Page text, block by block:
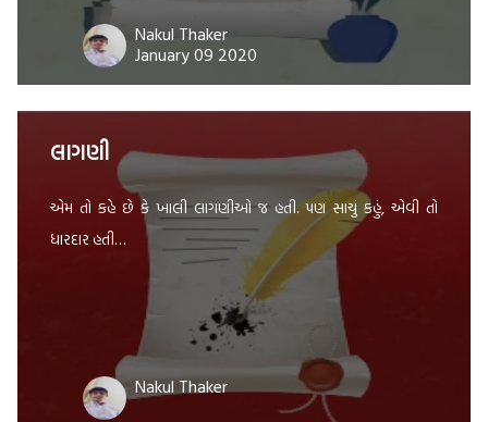
Nakul Thaker
January 09 2020
લાગણી
એમ તો કહે છે કે ખાલી લાગણીઓ જ હતી. પણ સાચું કહું, એવી તો
ધારદાર હતી…
Nakul Thaker